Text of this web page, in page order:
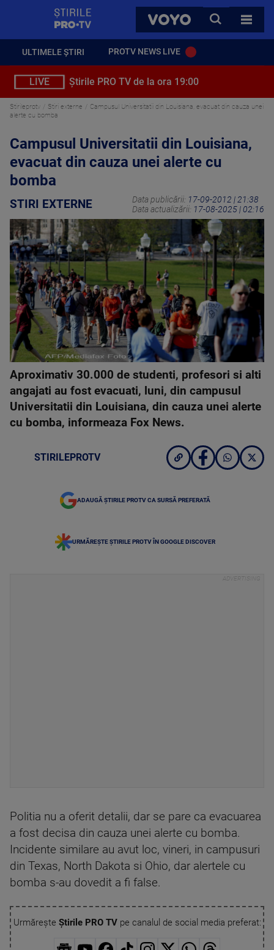
VOYO
CAUTA
TOATE
ULTIMELE ȘTIRI PROTV NEWS LIVE
LIVE Știrile PRO TV de la ora 19:00
Stirileprotv Stiri externe
Campusul Universitatii din Louisiana, evacuat din cauza unei
alerte cu bomba
Campusul Universitatii din Louisiana,
evacuat din cauza unei alerte cu
bomba
STIRI EXTERNE Data publicării: 17-09-2012 | 21:38
Data actualizării: 17-08-2025 | 02:16
Aproximativ 30.000 de studenti, profesori si alti
angajati au fost evacuati, luni, din campusul
Universitatii din Louisiana, din cauza unei alerte
cu bomba, informeaza Fox News.
STIRILEPROTV
ADAUGĂ ȘTIRILE PROTV CA SURSĂ PREFERATĂ
URMĂREȘTE ȘTIRILE PROTV ÎN GOOGLE DISCOVER
Politia nu a oferit detalii, dar se pare ca evacuarea
a fost decisa din cauza unei alerte cu bomba.
Incidente similare au avut loc, vineri, in campusuri
din Texas, North Dakota si Ohio, dar alertele cu
bomba s-au dovedit a fi false.
Urmărește Știrile PRO TVpe canalul de social media preferat: